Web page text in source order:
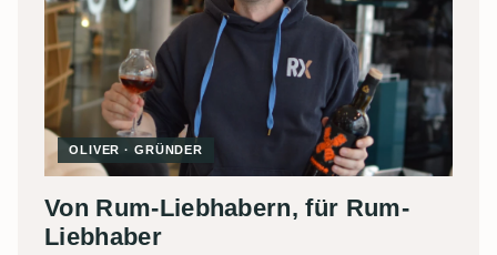
OLIVER · GRÜNDER
Von Rum-Liebhabern, für Rum-
Liebhaber